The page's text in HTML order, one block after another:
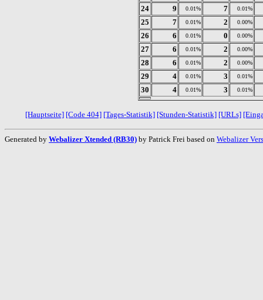
24 9 0.01% 7 0.01%
25 7 0.01% 2 0.00%
26 6 0.01% 0 0.00%
27 6 0.01% 2 0.00%
28 6 0.01% 2 0.00%
29 4 0.01% 3 0.01%
30 4 0.01% 3 0.01%
[Hauptseite] [Code 404] [Tages-Statistik] [Stunden-Statistik] [URLs]
Generated by Webalizer Xtended (RB30) by Patrick Frei based on Webalizer